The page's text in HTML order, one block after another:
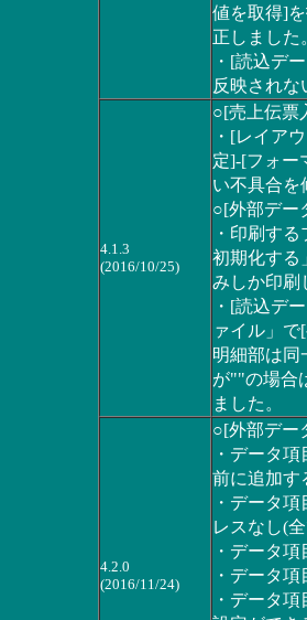
値を取得]
正しました
・[読込デ
反映されな
4.1.3
(2016/10/25)
○[売上伝票
・[レイア
定]-[フォー
い不具合を
○[外部デー
・印刷す
初期化する
みしか印刷
・[読込デ
ァイル」
明細部は同
が""の場合
ました。
4.2.0
(2016/11/24)
○[外部デー
・データ
前に追加す
・データ
レスなし(
・データ
・データ
・データ